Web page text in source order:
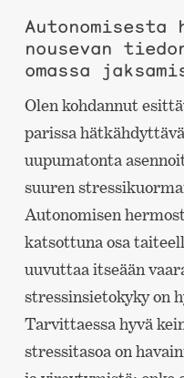
Autonomisesta
nousevan
omassa
Olen kohdannut
parissa
uupumatonta
suuren
Autonomisen
katsottuna osa
uuvuttaa itseään
stressinsietokyky on
Tarvittaessa hyvä
stressitasoa on